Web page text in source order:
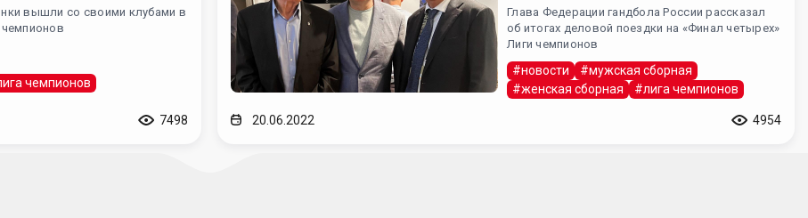
вышли со своими клубами в
чемпионов
7498
Глава Федерации гандбола России рассказал
об итогах деловой поездки на «Финал четырех»
Лиги чемпионов
#новости
#мужская сборная
#женская сборная
#лига чемпионов
20.06.2022 4954